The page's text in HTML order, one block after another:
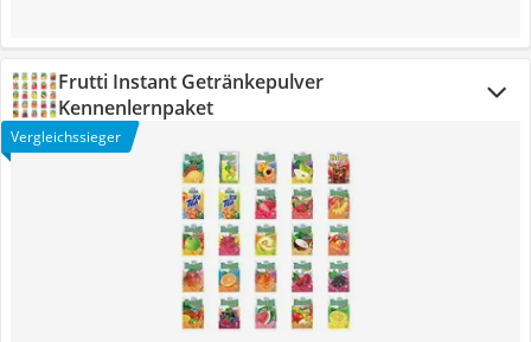
Frutti Instant Getränkepulver
Kennenlernpaket
Vergleichssieger